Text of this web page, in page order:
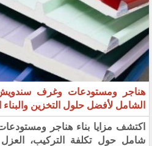
هناجر ومستودعات وغرف سندويش
الشامل لأفضل حلول التخزين والبناء
اكتشف مزايا بناء هناجر
شامل حول تكلفة التركيب،